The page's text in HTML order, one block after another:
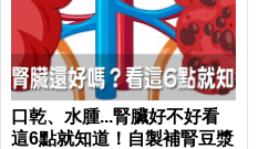
口乾、水腫...腎臟好不好看
這6點就知道！自製補腎豆漿